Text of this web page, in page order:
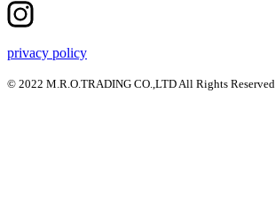
privacy policy
© 2022 M.R.O.TRADING CO.,LTD All Rights Reserved.